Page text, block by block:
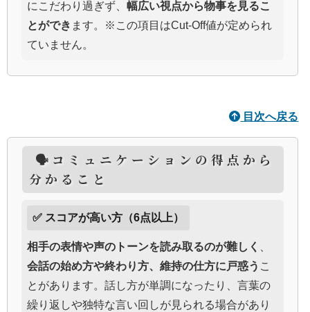
にこだわり過ぎず、 幅広い視点から物事を見るこ
とができ ます。※この項目はCut-Off値が定められ
ていません。
目次へ戻る
🗣️コミュニケーションの得点から
分かること
✅ スコアが高い方（6点以上）
相手の表情や声のトーンを読み取るのが難しく
会話の始め方や終わり方、維持の仕方に戸惑う こ
とがあります。話し方が単調になったり、言葉の
繰り返しや独特な言い回しが見られる場合があり